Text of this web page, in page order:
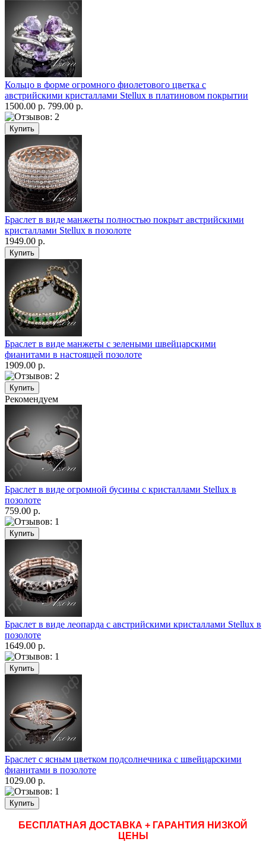
Кольцо в форме огромного фиолетового цветка с
австрийскими кристаллами Stellux в платиновом покрытии
1500.00 р. 799.00 р.
Браслет в виде манжеты полностью покрыт австрийскими
кристаллами Stellux в позолоте
1949.00 р.
Браслет в виде манжеты с зелеными швейцарскими
фианитами в настоящей позолоте
1909.00 р.
Рекомендуем
Браслет в виде огромной бусины с кристаллами Stellux в
позолоте
759.00 р.
Браслет в виде леопарда с австрийскими кристаллами Stellux в
позолоте
1649.00 р.
Браслет с ясным цветком подсолнечника с швейцарскими
фианитами в позолоте
1029.00 р.
БЕСПЛАТНАЯ ДОСТАВКА + ГАРАНТИЯ НИЗКОЙ
ЦЕНЫ